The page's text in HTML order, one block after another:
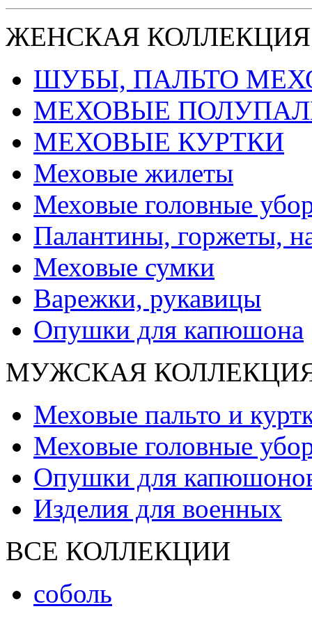
ЖЕНСКАЯ КОЛЛЕКЦИЯ
ШУБЫ, ПАЛЬТО
МЕХОВЫЕ
МЕХОВЫЕ КУРТКИ
Меховые жилеты
Меховые головные
Палантины, горжеты,
Меховые сумки
Варежки, рукавицы
Опушки для капюшона
МУЖСКАЯ
Меховые пальто и
Меховые головные
Опушки для
Изделия для военных
ВСЕ КОЛЛЕКЦИИ
соболь